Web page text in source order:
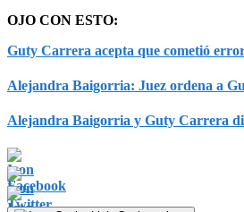
OJO CON ESTO:
Guty Carrera acepta que cometió
Alejandra Baigorria: Juez ordena a
Alejandra Baigorria y Guty Carrera